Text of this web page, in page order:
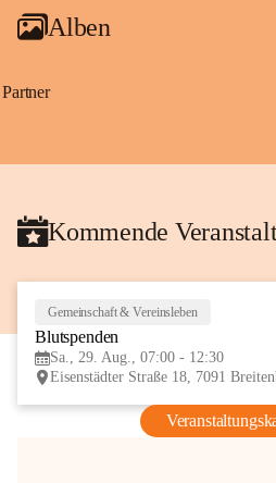
Alben
Partner
Kommende
Gemeinschaft & Vereinsleben
Blutspenden
Sa., 29. Aug., 07:00 - 12:30